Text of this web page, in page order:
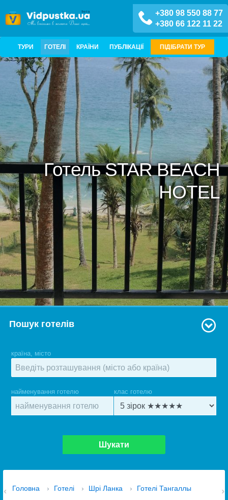
+380 98 550 88 77
+380 66 122 11 22
ТУРИ ГОТЕЛІ КРАЇНИ ПУБЛІКАЦІЇ ПІДІБРАТИ ТУР
Готель STAR BEACH
HOTEL
Пошук готелів
країна, місто
найменування готелю клас готелю
Шукати
Головна › Готелі › Шрі Ланка › Готелі Тангаллы